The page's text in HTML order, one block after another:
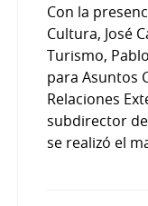
Con la
Cultura, José
Turismo,
para Asuntos
Relaciones
subdirector
se realizó el